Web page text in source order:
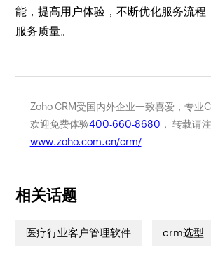
能，提高用户体验，不断优化服务流程
服务质量。
Zoho CRM受国内外企业一致喜爱，专业
欢迎免费体验400-660-8680 ， 转载请
www.zoho.com.cn/crm/
相关话题
医疗行业客户管理软件 crm选型